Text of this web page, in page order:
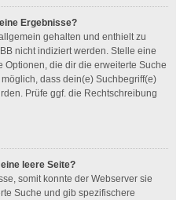
Ergebnisse?
gehalten und enthielt zu
nicht indiziert werden. Stelle eine
die dir die erweiterte Suche
dass dein(e) Suchbegriff(e)
Prüfe ggf. die Rechtschreibung
leere Seite?
somit konnte der Webserver sie
Suche und gib spezifischere